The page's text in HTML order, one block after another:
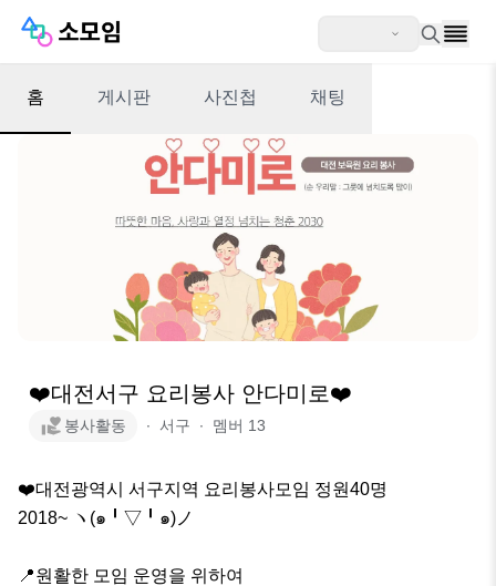
홈 게시판 사진첩 채팅
❤️대전서구 요리봉사 안다미로❤️
봉사활동 ∙ 서구 ∙ 멤버 13
❤️대전광역시 서구지역 요리봉사모임 정원40명
2018~ ヽ(๑╹▽╹๑)ノ
📍원활한 모임 운영을 위하여